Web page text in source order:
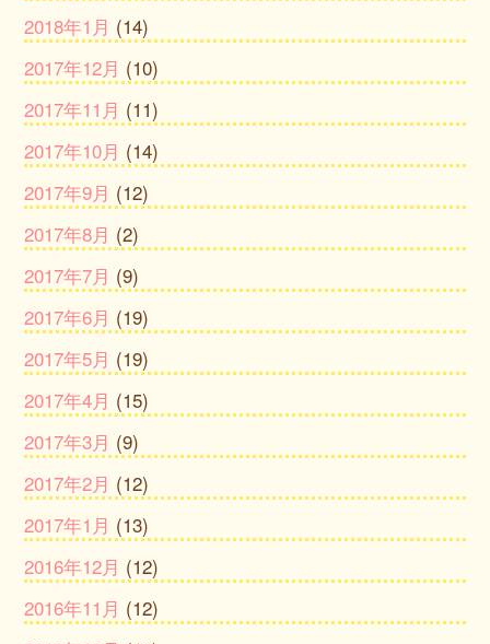
2018年1月 (14)
2017年12月 (10)
2017年11月 (11)
2017年10月 (14)
2017年9月 (12)
2017年8月 (2)
2017年7月 (9)
2017年6月 (19)
2017年5月 (19)
2017年4月 (15)
2017年3月 (9)
2017年2月 (12)
2017年1月 (13)
2016年12月 (12)
2016年11月 (12)